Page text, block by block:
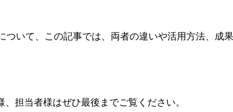
ついて、この記事では、両者の違いや活用方法、成
担当者様はぜひ最後までご覧ください。